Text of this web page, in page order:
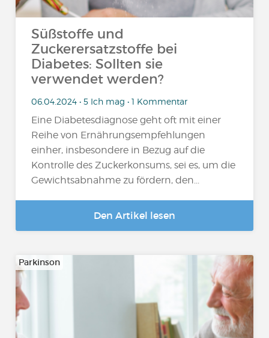
Süßstoffe und
Zuckerersatzstoffe bei
Diabetes: Sollten sie
verwendet werden?
06.04.2024 • 5 Ich mag • 1 Kommentar
Eine Diabetesdiagnose geht oft mit einer
Reihe von Ernährungsempfehlungen
einher, insbesondere in Bezug auf die
Kontrolle des Zuckerkonsums, sei es, um die
Gewichtsabnahme zu fördern, den...
Den Artikel lesen
Parkinson